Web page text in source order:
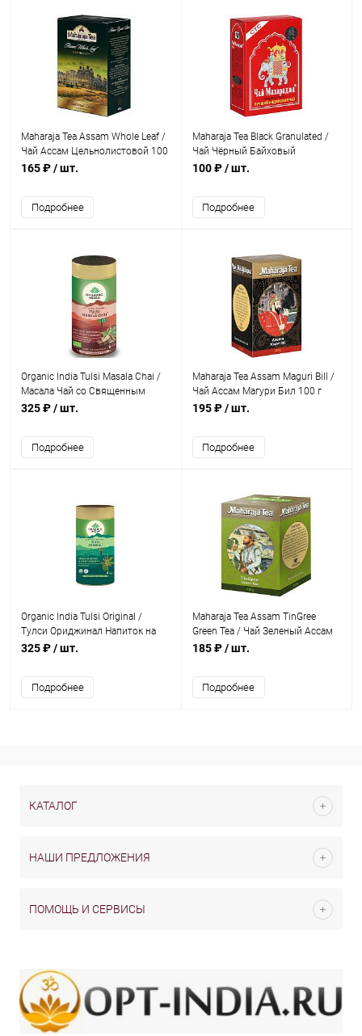
Maharaja Tea Assam Whole Leaf /
Чай Ассам Цельнолистовой 100
г165 ₽/ шт.
Подробнее
Maharaja Tea Black Granulated /
Чай Чёрный Байховый
Гранулированный 100 г
100 ₽/ шт.
Подробнее
Organic India Tulsi Masala Chai /
Масала Чай со Священным
Базиликом 100 г
325 ₽/ шт.
Подробнее
Maharaja Tea Assam Maguri Bill /
Чай Ассам Магури Бил 100 г
195 ₽/ шт.
Подробнее
Organic India Tulsi Original /
Тулси Ориджинал Напиток на
Основе Листьев Священного
325 ₽/ шт.
Подробнее
Maharaja Tea Assam TinGree
Green Tea / Чай Зеленый Ассам
Тингри 100 г
185 ₽/ шт.
Подробнее
КАТАЛОГ
НАШИ ПРЕДЛОЖЕНИЯ
ПОМОЩЬ И СЕРВИСЫ